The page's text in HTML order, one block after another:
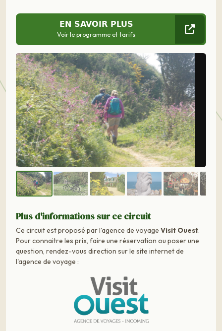
EN SAVOIR PLUS
Voir le programme et tarifs
Précédent Suivant
Plus d'informations sur ce circuit
Ce circuit est proposé par l'agence de voyage Visit Ouest.
Pour connaitre les prix, faire une réservation ou poser une
question, rendez-vous direction sur le site internet de
l'agence de voyage :